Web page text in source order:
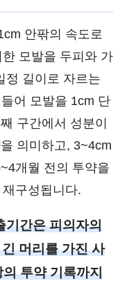
안팎의 속도로
모발을 두피와 가
정 길이로 자르는
어 모발을 1cm 단
구간에서 성분이
의미하고, 3~4cm
개월 전의 투약을
구성됩니다.
기간은 피의자의
머리를 가진 사
투약 기록까지